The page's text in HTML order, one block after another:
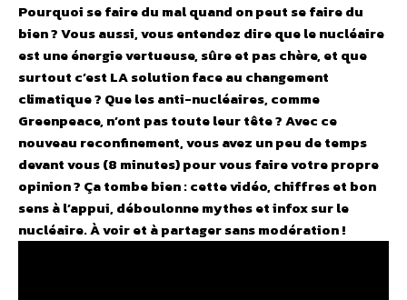
Pourquoi se faire du mal quand on peut se faire du
bien ? Vous aussi, vous entendez dire que le nucléaire
est une énergie vertueuse, sûre et pas chère, et que
surtout c’est LA solution face au changement
climatique ? Que les anti-nucléaires, comme
Greenpeace, n’ont pas toute leur tête ? Avec ce
nouveau reconfinement, vous avez un peu de temps
devant vous (8 minutes) pour vous faire votre propre
opinion ? Ça tombe bien : cette vidéo, chiffres et bon
sens à l’appui, déboulonne mythes et infox sur le
nucléaire. À voir et à partager sans modération !